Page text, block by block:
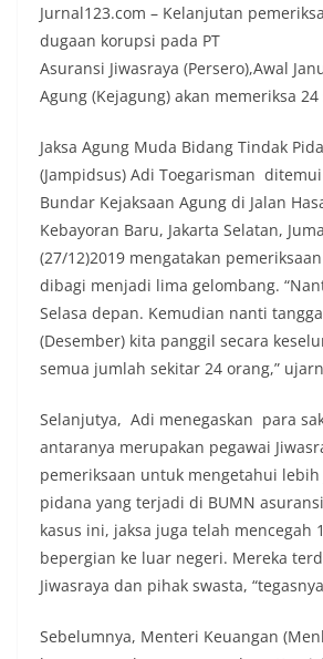
Jurnal123.com – Kelanjutan
dugaan korupsi pada PT
Asuransi Jiwasraya (Persero),Awal
Agung (Kejagung) akan memeriksa 24
Jaksa Agung Muda Bidang Tindak
(Jampidsus) Adi Toegarisman
Bundar Kejaksaan Agung di Jalan
Kebayoran Baru, Jakarta Selatan,
(27/12)2019 mengatakan
dibagi menjadi lima gelombang.
Selasa depan. Kemudian nanti
(Desember) kita panggil secara
semua jumlah sekitar 24 orang,”
Selanjutya, Adi menegaskan para
antaranya merupakan pegawai
pemeriksaan untuk mengetahui
pidana yang terjadi di BUMN
kasus ini, jaksa juga telah mencegah
bepergian ke luar negeri. Mereka
Jiwasraya dan pihak swasta,
Sebelumnya, Menteri Keuangan